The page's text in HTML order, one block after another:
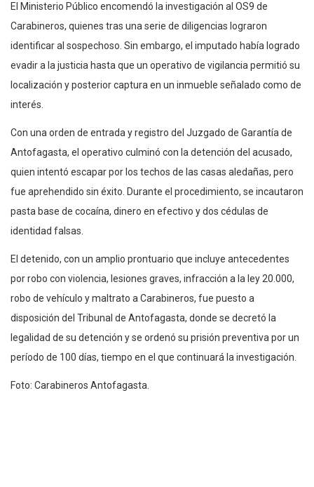
El Ministerio Público encomendó la investigación al OS9 de
Carabineros, quienes tras una serie de diligencias lograron
identificar al sospechoso. Sin embargo, el imputado había logrado
evadir a la justicia hasta que un operativo de vigilancia permitió su
localización y posterior captura en un inmueble señalado como de
interés.
Con una orden de entrada y registro del Juzgado de Garantía de
Antofagasta, el operativo culminó con la detención del acusado,
quien intentó escapar por los techos de las casas aledañas, pero
fue aprehendido sin éxito. Durante el procedimiento, se incautaron
pasta base de cocaína, dinero en efectivo y dos cédulas de
identidad falsas.
El detenido, con un amplio prontuario que incluye antecedentes
por robo con violencia, lesiones graves, infracción a la ley 20.000,
robo de vehículo y maltrato a Carabineros, fue puesto a
disposición del Tribunal de Antofagasta, donde se decretó la
legalidad de su detención y se ordenó su prisión preventiva por un
período de 100 días, tiempo en el que continuará la investigación.
Foto: Carabineros Antofagasta.